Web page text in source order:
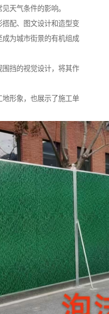
天气条件的影响。
配、图文设计和造型变
为城市街景的有机组成
挡的视觉设计，将其作
形象，也展示了施工单